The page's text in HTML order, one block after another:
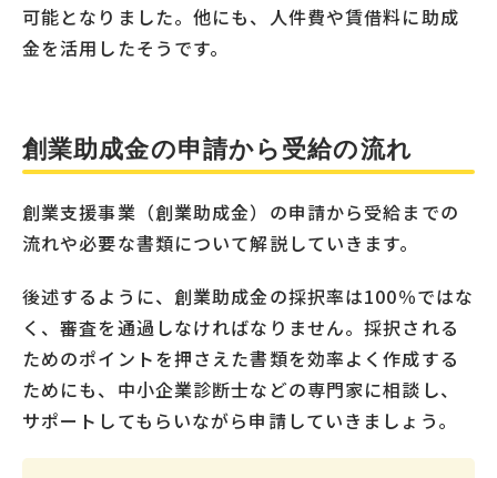
可能となりました。他にも、人件費や賃借料に助成
金を活用したそうです。
創業助成金の申請から受給の流れ
創業支援事業（創業助成金）の申請から受給までの
流れや必要な書類について解説していきます。
後述するように、創業助成金の採択率は100％ではな
く、審査を通過しなければなりません。採択される
ためのポイントを押さえた書類を効率よく作成する
ためにも、中小企業診断士などの専門家に相談し、
サポートしてもらいながら申請していきましょう。